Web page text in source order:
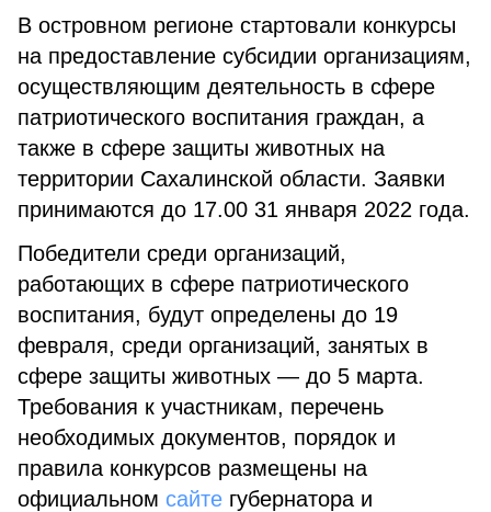
В островном регионе стартовали конкурсы
на предоставление субсидии организациям,
осуществляющим деятельность в сфере
патриотического воспитания граждан, а
также в сфере защиты животных на
территории Сахалинской области. Заявки
принимаются до 17.00 31 января 2022 года.
Победители среди организаций,
работающих в сфере патриотического
воспитания, будут определены до 19
февраля, среди организаций, занятых в
сфере защиты животных — до 5 марта.
Требования к участникам, перечень
необходимых документов, порядок и
правила конкурсов размещены на
официальном сайте губернатора и